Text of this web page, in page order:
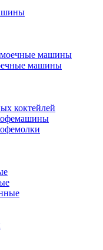
машины
машины
коктейлей